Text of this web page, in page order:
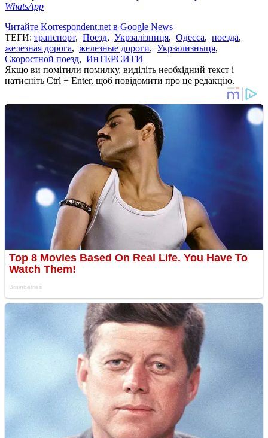
WhatsApp
Читайте Korrespondent.net в Google News
ТЕГИ: транспорт, Поезд, Укрзалізниця, Одесса, поезда,
железная дорога, железные дороги, Укрзализныця,
Скоростной поезд, ИнТЕРСИТИ
Якщо ви помітили помилку, виділіть необхідний текст і
натисніть Ctrl + Enter, щоб повідомити про це редакцію.